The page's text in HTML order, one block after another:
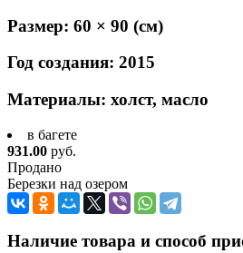
Размер: 60 × 90 (см)
Год создания: 2015
Материалы: холст, масло
в багете
931.00 руб.
Продано
Березки над озером
Наличие товара и способ